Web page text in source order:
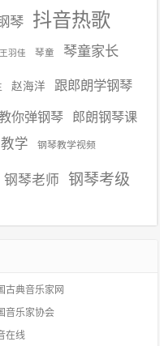
琴 抖音热歌
王羽佳 琴童 琴童家长
赵海洋 跟郎朗学钢琴
你弹钢琴 郎朗钢琴课
学 钢琴教学视频
钢琴老师 钢琴考级
古典音乐家网
音乐家协会
在线